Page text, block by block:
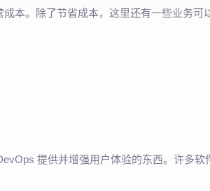
本。除了节省成本，这里还有一些业务可
提供并增强用户体验的东西。许多软